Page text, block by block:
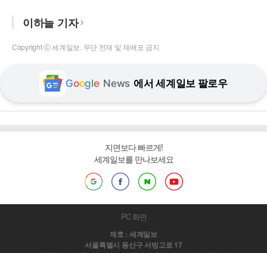
이하늘 기자
Copyright ⓒ 세계일보. 무단 전재 및 재배포 금지
Google News 에서 세계일보 팔로우
지면보다 빠르게!
세계일보를 만나보세요
PC 화면
제호 : 세계일보
서울특별시 용산구 서빙고로 17